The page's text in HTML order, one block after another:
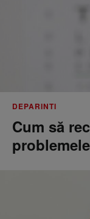
DEPARINTI
Cum să